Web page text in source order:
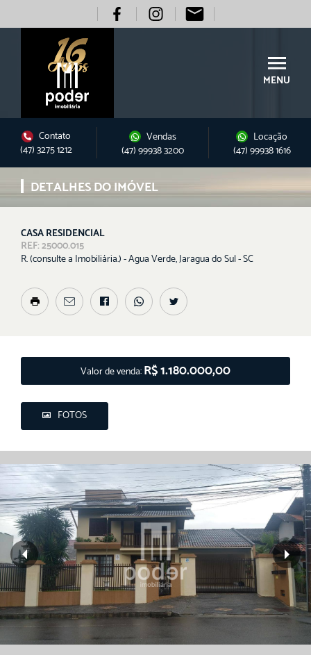
MENU
Contato
(47) 3275 1212
Vendas
(47) 99938 3200
Locação
(47) 99938 1616
DETALHES DO IMÓVEL
CASA RESIDENCIAL
REF: 25000.015
R. (consulte a Imobiliária.) - Agua Verde, Jaragua do Sul - SC
FOTOS
Valor de venda:R$ 1.180.000,00